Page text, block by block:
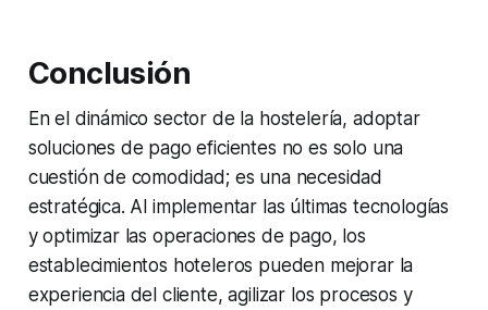
Conclusión
En el dinámico sector de la hostelería, adoptar
soluciones de pago eficientes no es solo una
cuestión de comodidad; es una necesidad
estratégica. Al implementar las últimas tecnologías
y optimizar las operaciones de pago, los
establecimientos hoteleros pueden mejorar la
experiencia del cliente, agilizar los procesos y